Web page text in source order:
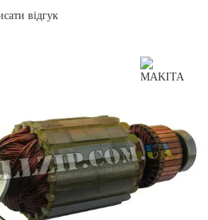
відгук